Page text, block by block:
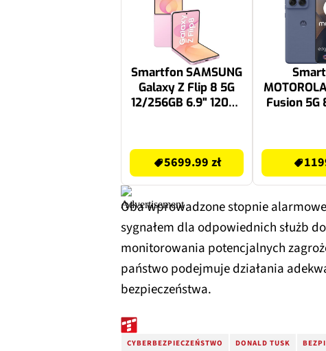
Smartfon SAMSUNG
Galaxy Z Flip 8 5G
12/256GB 6.9" 120Hz
5699.99 zł
Fusion 5G
Oba wprowadzone stopnie
sygnałem dla odpowiednich służb
monitorowania potencjalnych
państwo podejmuje działania
bezpieczeństwa.
CYBERBEZPIECZEŃSTWO DONALD TUSK